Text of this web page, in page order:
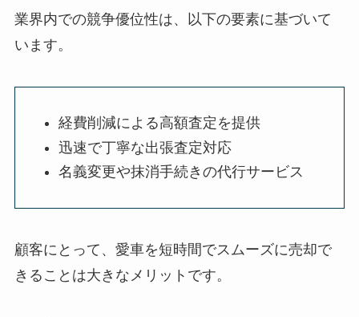
業界内での競争優位性は、以下の要素に基づいて
います。
経費削減による高額査定を提供
迅速で丁寧な出張査定対応
名義変更や抹消手続きの代行サービス
顧客にとって、愛車を短時間でスムーズに売却で
きることは大きなメリットです。